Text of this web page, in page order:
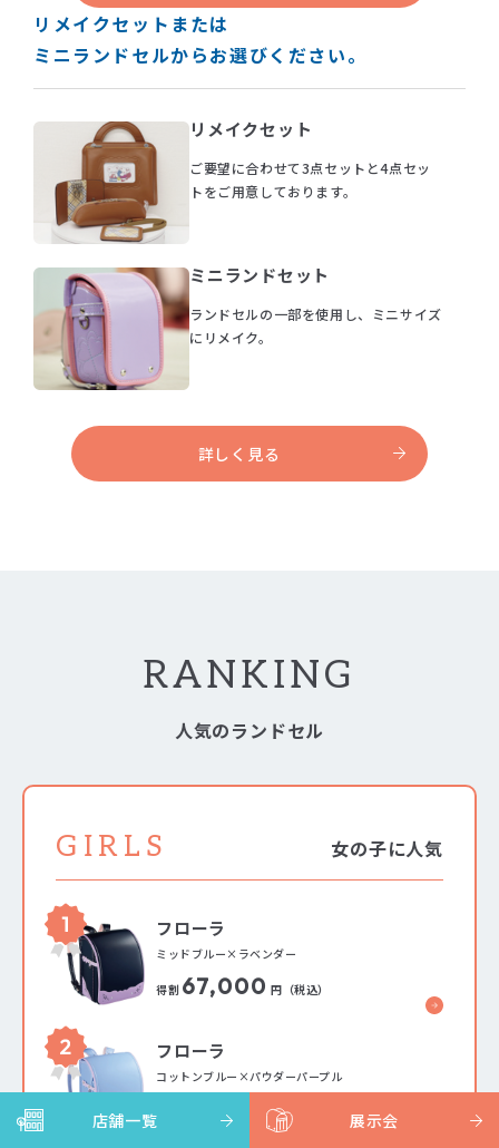
店舗一覧 展示会
リメイクセットまたは
ミニランドセルからお選びください。
リメイクセット
ご要望に合わせて3点セットと4点セッ
トをご用意しております。
ミニランドセット
ランドセルの一部を使用し、ミニサイズ
にリメイク。
詳しく見る
RANKING
人気のランドセル
GIRLS 女の子に人気
フローラ
ミッドブルー×ラベンダー
得割 67,000 円（税込）
フローラ
コットンブルー×パウダーパープル
67,000 円（税込）